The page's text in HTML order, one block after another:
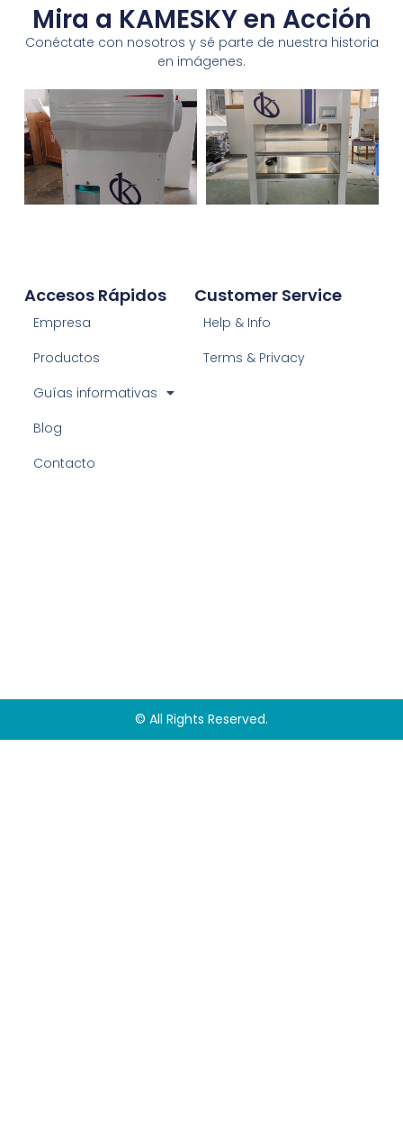
Mira a KAMESKY en Acción
Conéctate con nosotros y sé parte de nuestra historia
en imágenes.
Customer Service
Help & Info
Terms & Privacy
Accesos Rápidos
Empresa
Productos
Guías informativas
Blog
Contacto
© All Rights Reserved.